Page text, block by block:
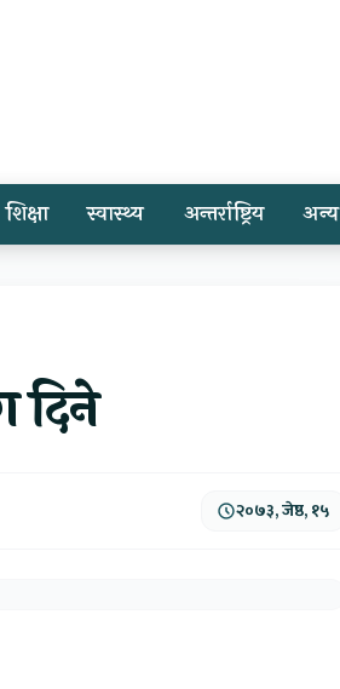
शिक्षा स्वास्थ्य अन्तर्राष्ट्रिय अन्य
दिने
२०७३, जेष्ठ, १५